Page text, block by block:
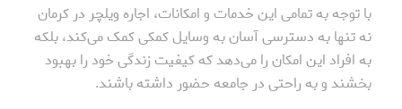
با توجه به تمامی این خدمات و امکانات، اجاره ویلچر در کرمان
نه تنها به دسترسی آسان به وسایل کمکی کمک می‌کند، بلکه
به افراد این امکان را می‌دهد که کیفیت زندگی خود را بهبود
بخشند و به راحتی در جامعه حضور داشته باشند.